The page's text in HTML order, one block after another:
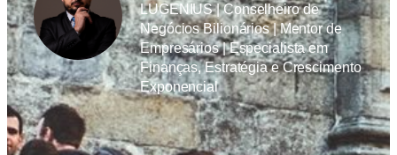
LUGENIUS | Conselheiro de
Negócios Bilionários | Mentor de
Empresários | Especialista em
Finanças, Estratégia e Crescimento
Exponencial